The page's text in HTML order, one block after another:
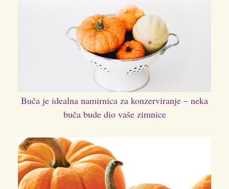
Buča je idealna namirnica za konzerviranje – neka
buča bude dio vaše zimnice